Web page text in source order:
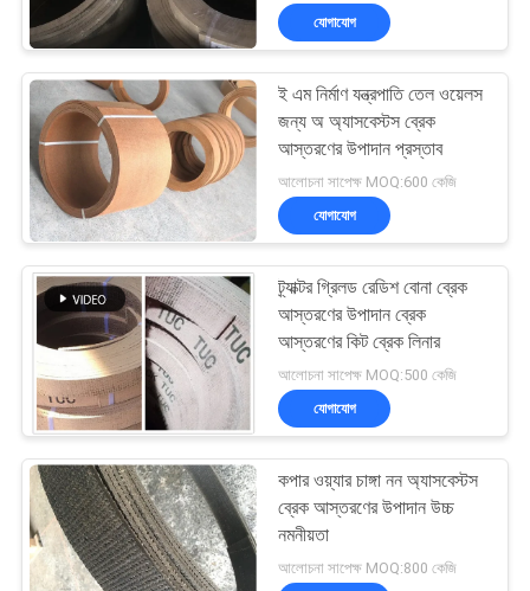
যোগাযোগ
ই এম নির্মাণ যন্ত্রপাতি তেল ওয়েলস
জন্য অ অ্যাসবেস্টস ব্রেক
আস্তরণের উপাদান প্রস্তাব
আলোচনা সাপেক্ষ MOQ:600 কেজি
যোগাযোগ
ট্র্যাক্টর গ্রিলড রেডিশ বোনা ব্রেক
আস্তরণের উপাদান ব্রেক
আস্তরণের কিট ব্রেক লিনার
আলোচনা সাপেক্ষ MOQ:500 কেজি
যোগাযোগ
কপার ওয়্যার চাঙ্গা নন অ্যাসবেস্টস
ব্রেক আস্তরণের উপাদান উচ্চ
নমনীয়তা
আলোচনা সাপেক্ষ MOQ:800 কেজি